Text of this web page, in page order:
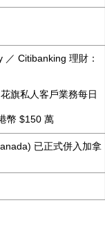
／ Citibanking 理財：
旗私人客戶業務每日
幣 $150 萬
已正式併入加拿